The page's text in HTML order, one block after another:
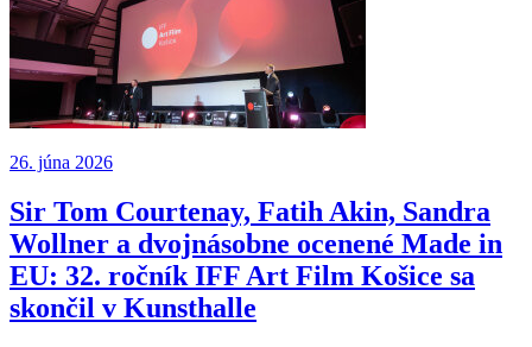
26. júna 2026
Sir Tom Courtenay, Fatih Akin, Sandra
Wollner a dvojnásobne ocenené Made in
EU: 32. ročník IFF Art Film Košice sa
skončil v Kunsthalle